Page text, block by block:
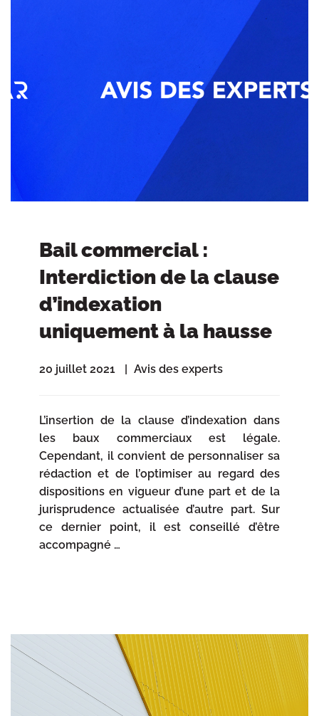
Bail commercial :
Interdiction de la clause
d’indexation
uniquement à la hausse
20 juillet 2021 Avis des experts
L’insertion de la clause d’indexation dans
les baux commerciaux est légale.
Cependant, il convient de personnaliser sa
rédaction et de l’optimiser au regard des
dispositions en vigueur d’une part et de la
jurisprudence actualisée d’autre part. Sur
ce dernier point, il est conseillé d’être
accompagné …